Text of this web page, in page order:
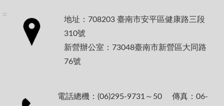
:::
地址：708203 臺南市安平區健康路三段
310號
新營辦公室：73048臺南市新營區大同路
76號
電話總機：(06)295-9731～50 傳真：06-